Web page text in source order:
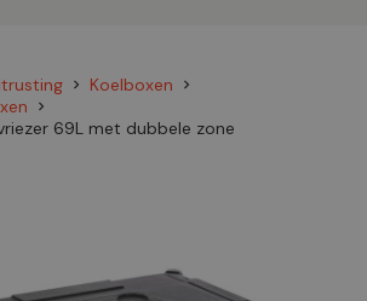
chevron_right Koelboxen chevron_right
chevron_right
69L met dubbele zone